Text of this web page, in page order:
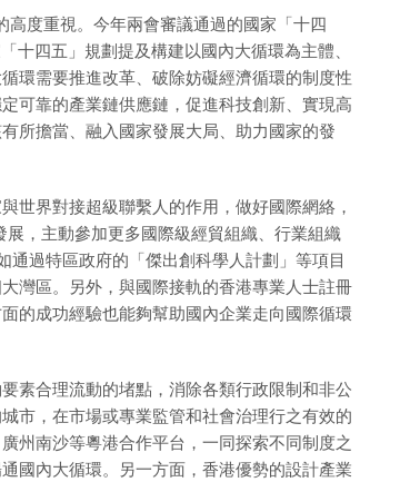
度重視。今年兩會審議通過的國家「十四
十四五」規劃提及構建以國內大循環為主體、
環需要推進改革、破除妨礙經濟循環的制度性
可靠的產業鏈供應鏈，促進科技創新、實現高
所擔當、融入國家發展大局、助力國家的發
世界對接超級聯繫人的作用，做好國際網絡，
，主動參加更多國際級經貿組織、行業組織
通過特區政府的「傑出創科學人計劃」等項目
灣區。另外，與國際接軌的香港專業人士註冊
的成功經驗也能夠幫助國內企業走向國際循環
素合理流動的堵點，消除各類行政限制和非公
市，在市場或專業監管和社會治理行之有效的
州南沙等粵港合作平台，一同探索不同制度之
國內大循環。另一方面，香港優勢的設計產業